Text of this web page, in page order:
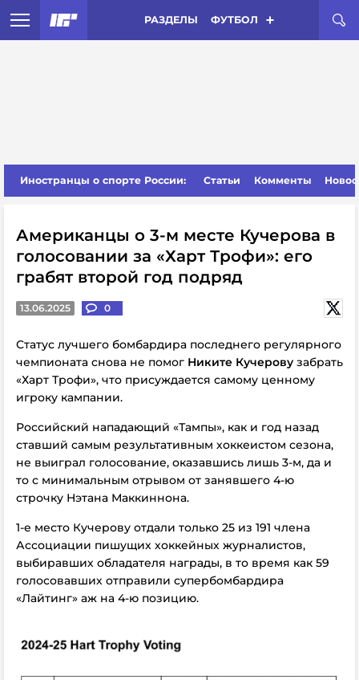
РАЗДЕЛЫ ФУТБОЛ
Иностранцы о спорте России: Статьи Комменты
Американцы о 3-м месте Кучерова в
голосовании за «Харт Трофи»: его
грабят второй год подряд
13.06.2025 0
Статус лучшего бомбардира последнего регулярного
чемпионата снова не помог Никите Кучерову забрать
«Харт Трофи», что присуждается самому ценному
игроку кампании.
Российский нападающий «Тампы», как и год назад
ставший самым результативным хоккеистом сезона,
не выиграл голосование, оказавшись лишь 3-м, да и
то с минимальным отрывом от занявшего 4-ю
строчку Нэтана Маккиннона.
1-е место Кучерову отдали только 25 из 191 члена
Ассоциации пишущих хоккейных журналистов,
выбиравших обладателя награды, в то время как 59
голосовавших отправили супербомбардира
«Лайтинг» аж на 4-ю позицию.